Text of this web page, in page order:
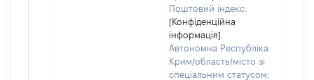
Поштовий індекс:
[Конфіденційна
інформація]
Автономна Республіка
Крим/область/місто зі
спеціальним статусом: